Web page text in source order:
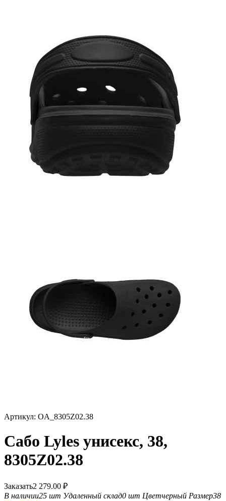
Артикул: OA_8305Z02.38
Сабо Lyles унисекс, 38,
8305Z02.38
Заказать2 279.00 ₽
В наличии25 шт Удаленный склад0 шт Цветчерный Размер38